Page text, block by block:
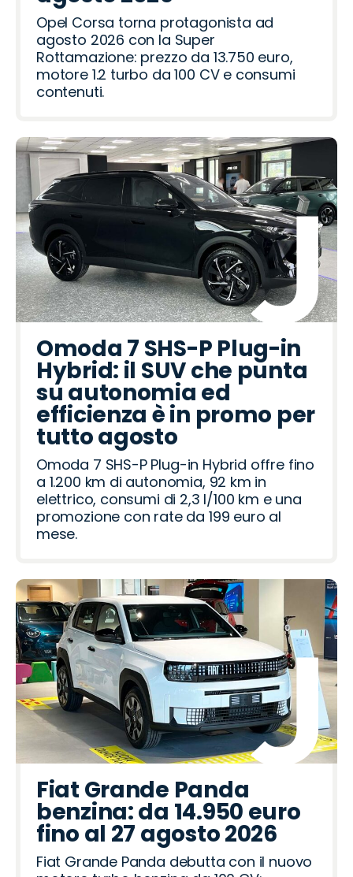
t
i
v
e
r
m
e
o
n
Opel Corsa torna protagonista ad
agosto 2026 con la Super
Rottamazione: prezzo da 13.750 euro,
motore 1.2 turbo da 100 CV e consumi
contenuti.
Omoda 7 SHS-P Plug-in
Hybrid: il SUV che punta
su autonomia ed
efficienza è in promo per
tutto agosto
Omoda 7 SHS-P Plug-in Hybrid offre fino
a 1.200 km di autonomia, 92 km in
elettrico, consumi di 2,3 l/100 km e una
promozione con rate da 199 euro al
mese.
Fiat Grande Panda
benzina: da 14.950 euro
fino al 27 agosto 2026
Fiat Grande Panda debutta con il nuovo